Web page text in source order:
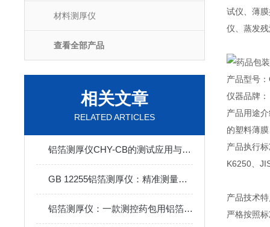
材料测厚仪
查看全部产品
相关文章
RELATED ARTICLES
铝箔测厚仪CHY-CB的测试应用与执行标准介绍
GB 12255铝箔测厚仪：精准测量铝箔厚度，严格把控药品包装质量
铝箔测厚仪：一款测控药包用铝箔材料的精密仪器
试仪、薄
仪、蒸发
产品型号
仪器品牌
产品用途
的塑料薄
产品执行
K6250、
产品技术
严格按照